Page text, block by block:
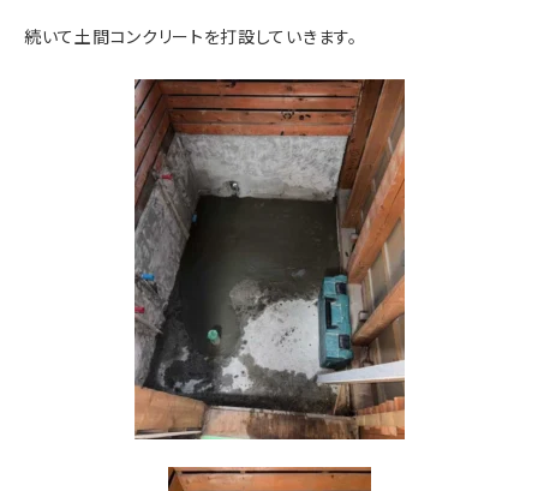
続いて土間コンクリートを打設していきます。